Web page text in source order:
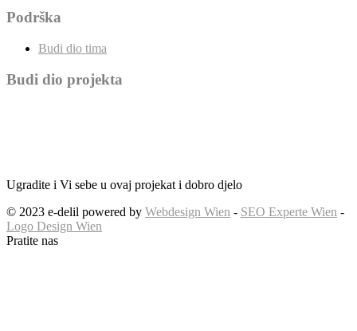
Podrška
Budi dio tima
Budi dio projekta
Ugradite i Vi sebe u ovaj projekat i dobro djelo
© 2023 e-delil powered by Webdesign Wien - SEO Experte Wien -
Logo Design Wien
Pratite nas